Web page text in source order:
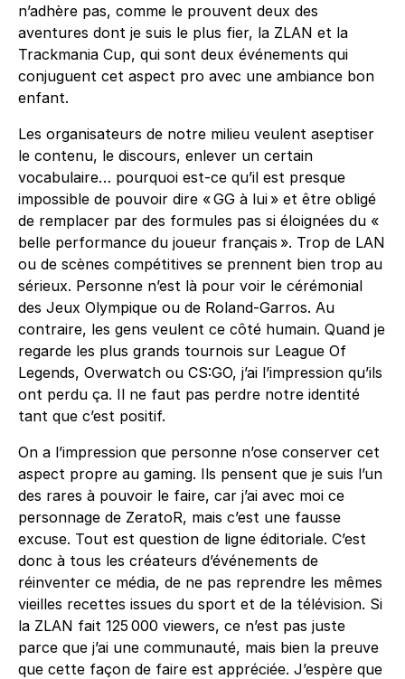
n’adhère pas, comme le prouvent deux des
aventures dont je suis le plus fier, la ZLAN et la
Trackmania Cup, qui sont deux événements qui
conjuguent cet aspect pro avec une ambiance bon
enfant.
Les organisateurs de notre milieu veulent aseptiser
le contenu, le discours, enlever un certain
vocabulaire… pourquoi est-ce qu’il est presque
impossible de pouvoir dire « GG à lui » et être obligé
de remplacer par des formules pas si éloignées du «
belle performance du joueur français ». Trop de LAN
ou de scènes compétitives se prennent bien trop au
sérieux. Personne n’est là pour voir le cérémonial
des Jeux Olympique ou de Roland-Garros. Au
contraire, les gens veulent ce côté humain. Quand je
regarde les plus grands tournois sur League Of
Legends, Overwatch ou CS:GO, j’ai l’impression qu’ils
ont perdu ça. Il ne faut pas perdre notre identité
tant que c’est positif.
On a l’impression que personne n’ose conserver cet
aspect propre au gaming. Ils pensent que je suis l’un
des rares à pouvoir le faire, car j’ai avec moi ce
personnage de ZeratoR, mais c’est une fausse
excuse. Tout est question de ligne éditoriale. C’est
donc à tous les créateurs d’événements de
réinventer ce média, de ne pas reprendre les mêmes
vieilles recettes issues du sport et de la télévision. Si
la ZLAN fait 125 000 viewers, ce n’est pas juste
parce que j’ai une communauté, mais bien la preuve
que cette façon de faire est appréciée. J’espère que